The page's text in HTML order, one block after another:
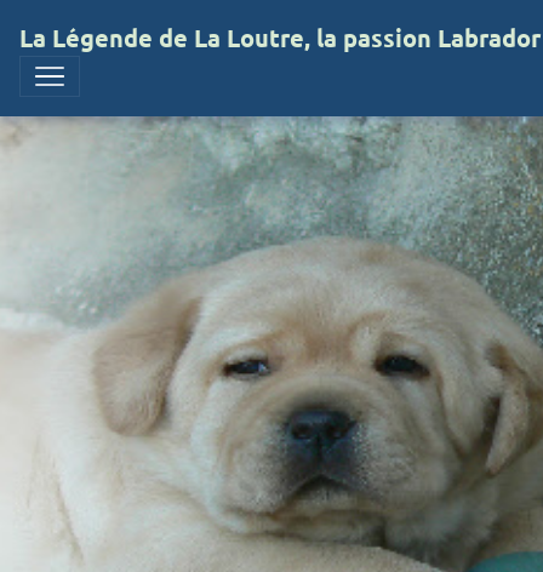
La Légende de La Loutre, la passion